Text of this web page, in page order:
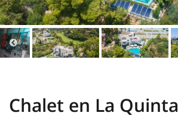
Chalet en La Quinta